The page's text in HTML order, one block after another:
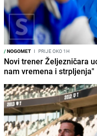
/NOGOMET I PRIJE OKO 1H
Novi trener Željezničara
nam vremena i strpljenja"